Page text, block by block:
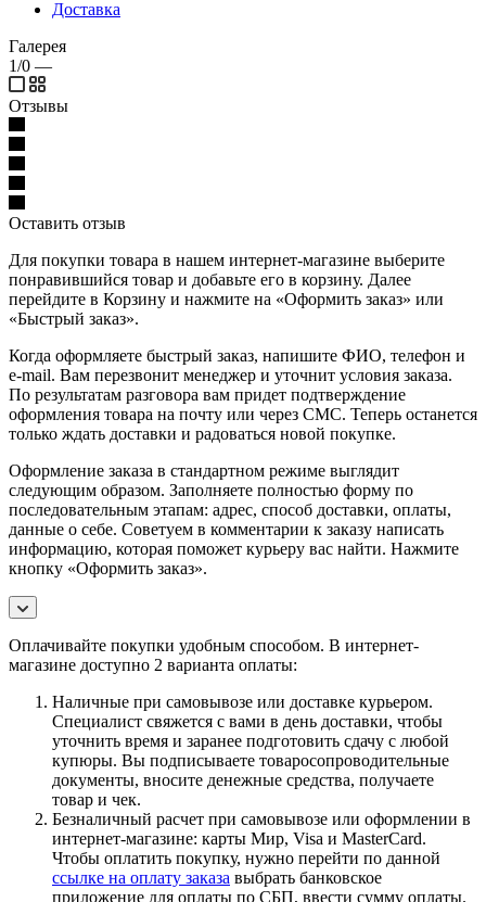
Доставка
Галерея
1/0 —
Отзывы
Оставить отзыв
Для покупки товара в нашем интернет-магазине выберите
понравившийся товар и добавьте его в корзину. Далее
перейдите в Корзину и нажмите на «Оформить заказ» или
«Быстрый заказ».
Когда оформляете быстрый заказ, напишите ФИО, телефон и
e-mail. Вам перезвонит менеджер и уточнит условия заказа.
По результатам разговора вам придет подтверждение
оформления товара на почту или через СМС. Теперь останется
только ждать доставки и радоваться новой покупке.
Оформление заказа в стандартном режиме выглядит
следующим образом. Заполняете полностью форму по
последовательным этапам: адрес, способ доставки, оплаты,
данные о себе. Советуем в комментарии к заказу написать
информацию, которая поможет курьеру вас найти. Нажмите
кнопку «Оформить заказ».
Оплачивайте покупки удобным способом. В интернет-
магазине доступно 2 варианта оплаты:
Наличные при самовывозе или доставке курьером.
Специалист свяжется с вами в день доставки, чтобы
уточнить время и заранее подготовить сдачу с любой
купюры. Вы подписываете товаросопроводительные
документы, вносите денежные средства, получаете
товар и чек.
Безналичный расчет при самовывозе или оформлении в
интернет-магазине: карты Мир, Visa и MasterCard.
Чтобы оплатить покупку, нужно перейти по данной
ссылке на оплату заказа выбрать банковское
приложение для оплаты по СБП, ввести сумму оплаты.